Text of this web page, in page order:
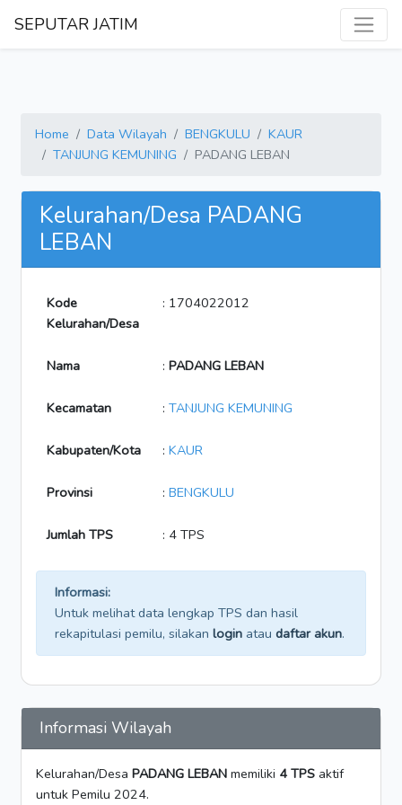
SEPUTAR JATIM
Home Data Wilayah BENGKULU
KAUR
TANJUNG KEMUNING
PADANG LEBAN
Kelurahan/Desa PADANG
LEBAN
Kode
Kelurahan/Desa
: 1704022012
Nama : PADANG LEBAN
Kecamatan : TANJUNG KEMUNING
Kabupaten/Kota : KAUR
Provinsi : BENGKULU
Jumlah TPS : 4 TPS
Informasi:
Untuk melihat data lengkap TPS dan hasil
rekapitulasi pemilu, silakan login atau daftar akun.
Informasi Wilayah
Kelurahan/Desa PADANG LEBAN memiliki 4 TPS aktif
untuk Pemilu 2024.